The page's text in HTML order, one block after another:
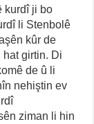
kurdî ji bo
li Stenbolê
kûr de
hat girtin. Di
de û li
nehiştin ev
ziman li hin